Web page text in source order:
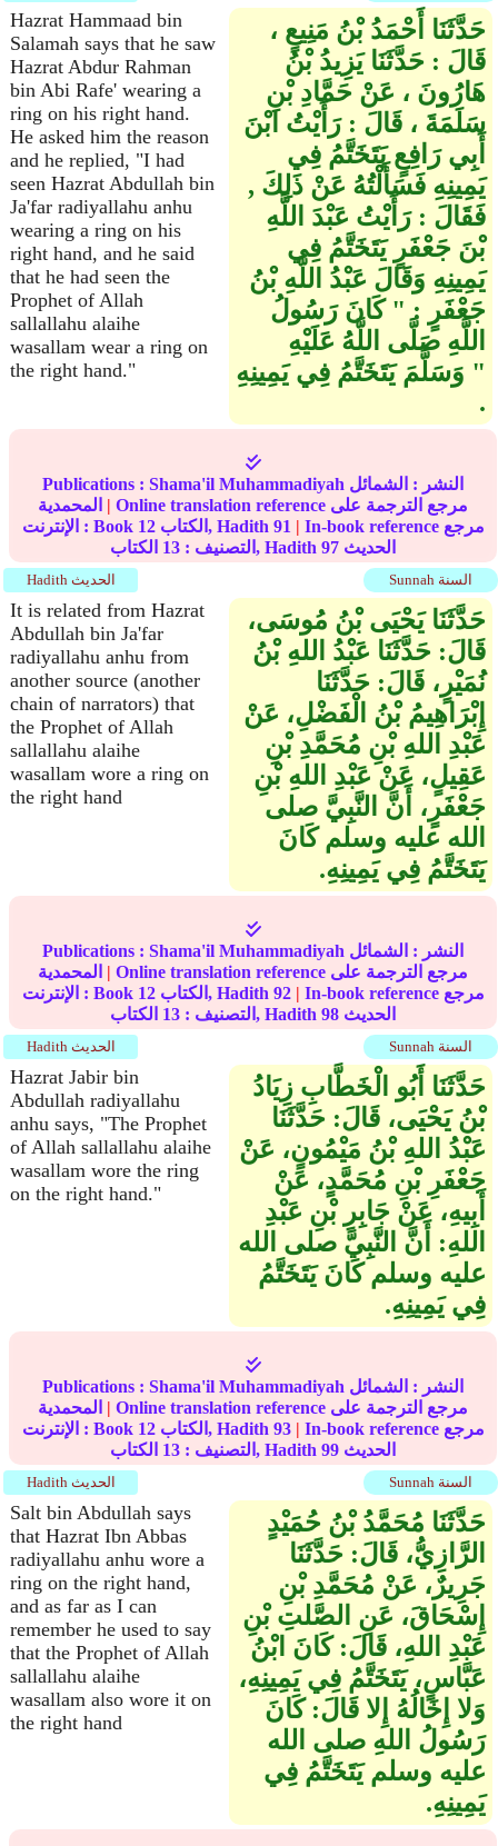
Hazrat Hammaad bin
Salamah says that he saw
Hazrat Abdur Rahman
bin Abi Rafe' wearing a
ring on his right hand.
He asked him the reason
and he replied, "I had
seen Hazrat Abdullah bin
Ja'far radiyallahu anhu
wearing a ring on his
right hand, and he said
that he had seen the
Prophet of Allah
sallallahu alaihe
wasallam wear a ring on
the right hand."
حَدَّثَنَا أَحْمَدُ بْنُ مَنِيعٍ ،
قَالَ : حَدَّثَنَا يَزِيدُ بْنُ
هَارُونَ ، عَنْ حَمَّادِ بْنِ
سَلَمَةَ ، قَالَ : رَأَيْتُ ابْنَ
أَبِي رَافِعٍ يَتَخَتَّمُ فِي
يَمِينِهِ فَسَأَلْتُهُ عَنْ ذَلِكَ ,
فَقَالَ : رَأَيْتُ عَبْدَ اللَّهِ
بْنَ جَعْفَرٍ يَتَخَتَّمُ فِي
يَمِينِهِ وَقَالَ عَبْدُ اللَّهِ بْنُ
جَعْفَرٍ : " كَانَ رَسُولُ
اللَّهِ صَلَّى اللَّهُ عَلَيْهِ
وَسَلَّمَ يَتَخَتَّمُ فِي يَمِينِهِ "
.
Publications : Shama'il Muhammadiyah النشر : الشمائل
المحمدية | Online translation reference مرجع الترجمة على
الإنترنت : Book 12 الكتاب, Hadith 91 | In-book reference مرجع
التصنيف : 13 الكتاب, Hadith 97 الحديث
Sunnah السنة Hadith الحديث
It is related from Hazrat
Abdullah bin Ja'far
radiyallahu anhu from
another source (another
chain of narrators) that
the Prophet of Allah
sallallahu alaihe
wasallam wore a ring on
the right hand
حَدَّثَنَا يَحْيَى بْنُ مُوسَى،
قَالَ‏:‏ حَدَّثَنَا عَبْدُ اللهِ بْنُ
نُمَيْرٍ، قَالَ‏:‏ حَدَّثَنَا
إِبْرَاهِيمُ بْنُ الْفَضْلِ، عَنْ
عَبْدِ اللهِ بْنِ مُحَمَّدِ بْنِ
عَقِيلٍ، عَنْ عَبْدِ اللهِ بْنِ
جَعْفَرٍ، أَنَّ النَّبِيَّ صلى
الله عليه وسلم كَانَ
يَتَخَتَّمُ فِي يَمِينِهِ‏.‏
Publications : Shama'il Muhammadiyah النشر : الشمائل
المحمدية | Online translation reference مرجع الترجمة على
الإنترنت : Book 12 الكتاب, Hadith 92 | In-book reference مرجع
التصنيف : 13 الكتاب, Hadith 98 الحديث
Sunnah السنة Hadith الحديث
Hazrat Jabir bin
Abdullah radiyallahu
anhu says, "The Prophet
of Allah sallallahu alaihe
wasallam wore the ring
on the right hand."
حَدَّثَنَا أَبُو الْخَطَّابِ زِيَادُ
بْنُ يَحْيَى، قَالَ‏:‏ حَدَّثَنَا
عَبْدُ اللهِ بْنُ مَيْمُونٍ، عَنْ
جَعْفَرِ بْنِ مُحَمَّدٍ، عَنْ
أَبِيهِ، عَنْ جَابِرِ بْنِ عَبْدِ
اللهِ‏:‏ أَنَّ النَّبِيَّ صلى الله
عليه وسلم كَانَ يَتَخَتَّمُ
فِي يَمِينِهِ‏.‏
Publications : Shama'il Muhammadiyah النشر : الشمائل
المحمدية | Online translation reference مرجع الترجمة على
الإنترنت : Book 12 الكتاب, Hadith 93 | In-book reference مرجع
التصنيف : 13 الكتاب, Hadith 99 الحديث
Sunnah السنة Hadith الحديث
Salt bin Abdullah says
that Hazrat Ibn Abbas
radiyallahu anhu wore a
ring on the right hand,
and as far as I can
remember he used to say
that the Prophet of Allah
sallallahu alaihe
wasallam also wore it on
the right hand
حَدَّثَنَا مُحَمَّدُ بْنُ حُمَيْدٍ
الرَّازِيُّ، قَالَ‏:‏ حَدَّثَنَا
جَرِيرٌ، عَنْ مُحَمَّدِ بْنِ
إِسْحَاقَ، عَنِ الصَّلتِ بْنِ
عَبْدِ اللهِ، قَالَ‏:‏ كَانَ ابْنُ
عَبَّاسٍ، يَتَخَتَّمُ فِي يَمِينِهِ،
وَلا إِخَالُهُ إِلا قَالَ‏:‏ كَانَ
رَسُولُ اللهِ صلى الله
عليه وسلم يَتَخَتَّمُ فِي
يَمِينِهِ‏.‏